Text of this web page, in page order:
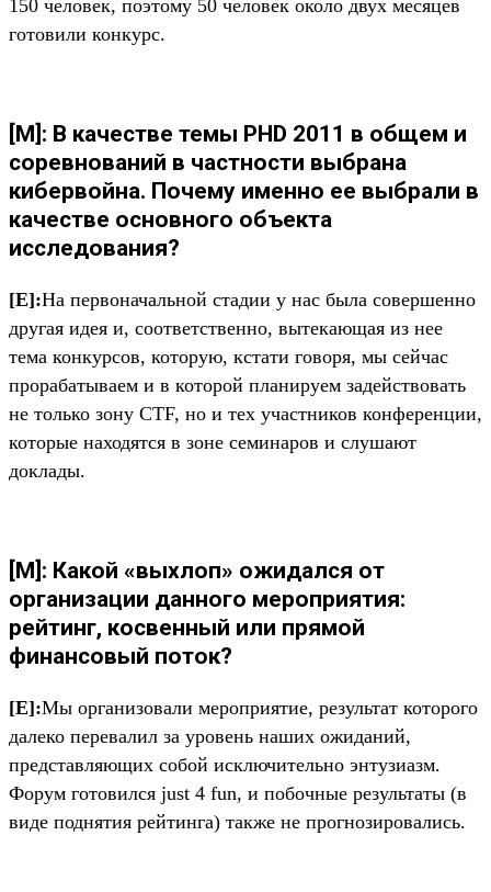
150 человек, поэтому 50 человек около двух месяцев
готовили конкурс.
[M]: В качестве темы PHD 2011 в общем и
соревнований в частности выбрана
кибервойна. Почему именно ее выбрали в
качестве основного объекта
исследования?
[Е]:На первоначальной стадии у нас была совершенно
другая идея и, соответственно, вытекающая из нее
тема конкурсов, которую, кстати говоря, мы сейчас
прорабатываем и в которой планируем задействовать
не только зону CTF, но и тех участников конференции,
которые находятся в зоне семинаров и слушают
доклады.
[М]: Какой «выхлоп» ожидался от
организации данного мероприятия:
рейтинг, косвенный или прямой
финансовый поток?
[E]:Мы организовали мероприятие, результат которого
далеко перевалил за уровень наших ожиданий,
представляющих собой исключительно энтузиазм.
Форум готовился just 4 fun, и побочные результаты (в
виде поднятия рейтинга) также не прогнозировались.